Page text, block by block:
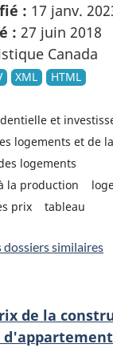
: 17 janv.
: 27 juin 2018
Canada
XML HTML
et
logements et de
logements
la production
prix
tableau
dossiers similaires
de la